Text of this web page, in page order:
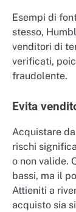
Esempi di
stesso,
venditori di
verificati,
fraudolente.
Evita
Acquistare
rischi
o non valide.
bassi, ma il
Attieniti a
acquisto sia